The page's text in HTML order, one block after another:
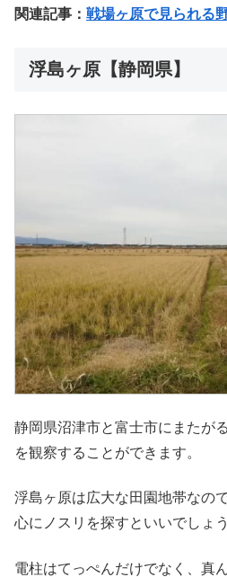
関連記事： 戦場ヶ原で見られる
浮島ヶ原【静岡県】
静岡県沼津市と富士市にまたが
を観察することができます。
浮島ヶ原は広大な田園地帯なの
心にノスリを探すといいでしょう
電柱はてっぺんだけでなく、真